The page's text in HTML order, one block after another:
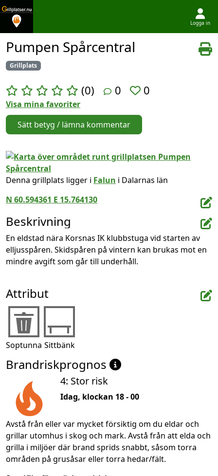
Logga in
Pumpen Spårcentral
Grillplats
(0) 0 0
Visa mina favoriter
Sätt betyg / lämna kommentar
Denna grillplats ligger i Falun i Dalarnas län
N 60.594361 E 15.764130
Beskrivning
En eldstad nära Korsnas IK klubbstuga vid starten av
elljusspåren. Skidspåren på vintern kan brukas mot en
mindre avgift som går till underhåll.
Attribut
Soptunna Sittbänk
Brandriskprognos
4: Stor risk
Idag, klockan 18 - 00
Avstå från eller var mycket försiktig om du eldar och
grillar utomhus i skog och mark. Avstå från att elda och
grilla i miljöer där brand sprids snabbt, såsom torra
områden på grusåsar eller torra hedar/fält.